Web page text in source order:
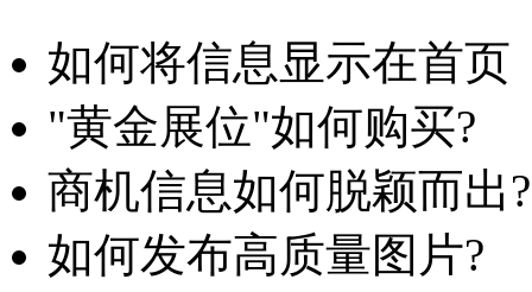
如何将信息显示在首页
"黄金展位"如何购买?
商机信息如何脱颖而出?
如何发布高质量图片?